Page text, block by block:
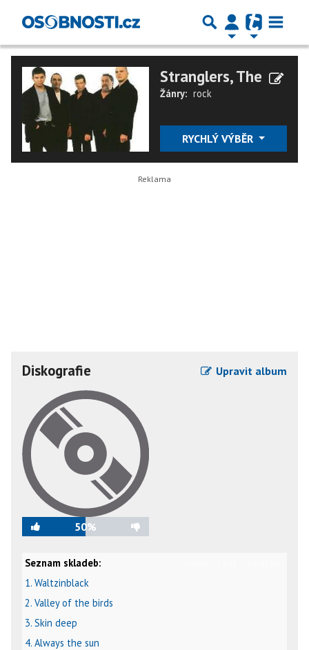
Stranglers, The
Žánry: rock
RYCHLÝ VÝBĚR
Diskografie Upravit album
50%
Seznam skladeb:
1. Waltzinblack
2. Valley of the birds
3. Skin deep
4. Always the sun